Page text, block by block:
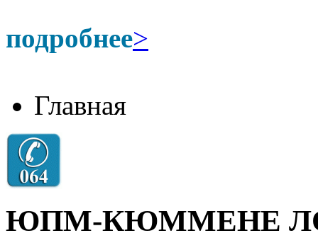
подробнее>
Главная
ЮПМ-КЮММЕНЕ